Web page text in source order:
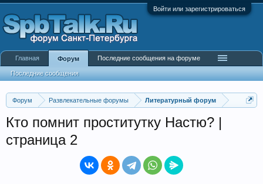
Войти или зарегистрироваться
Форум Развлекательные форумы Литературный форум
Кто помнит проститутку Настю? |
страница 2
Главная Форум
Последние сообщения
Последние сообщения на форуме